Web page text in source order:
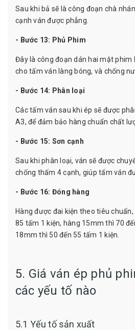
Sau khi bả sẽ là công đoạn chà
cạnh ván được phẳng.
- Bước 13: Phủ Phim
Đây là công đoạn dán hai mặt phim
cho tấm ván làng bóng, và chống
- Bước 14: Phân loại
Các tấm ván sau khi ép sẽ được
A3, để đảm bảo hàng chuẩn chất
- Bước 15: Sơn cạnh
Sau khi phân loại, ván sẽ được
chống thấm 4 cạnh, giúp tấm ván
- Bước 16: Đóng hàng
Hàng được đai kiện theo tiêu
85 tấm 1 kiện, hàng 15mm thì 70
18mm thì 50 đến 55 tấm 1 kiện.
5. Giá ván ép phủ
các yếu tố nào
5.1 Yếu tố sản xuất